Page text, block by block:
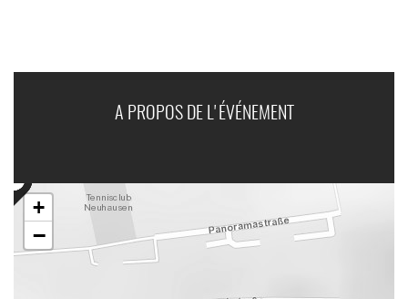
A PROPOS DE L'ÉVÉNEMENT
+
−